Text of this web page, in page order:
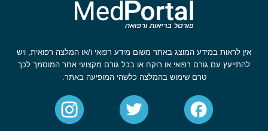
אין לראות במידע המוצג באתר משום מידע רפואי ו/או המלצה רפואית, ויש
להתייעץ עם גורם רפואי או רוקח או בכל גורם מקצועי אחר המוסמך לכך
טרם שימוש בהמלצה כלשהי המופיעה באתר.